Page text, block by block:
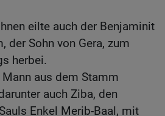
eilte auch der Benjaminit
der Sohn von Gera, zum
herbei.
aus dem Stamm
auch Ziba, den
Enkel Merib-Baal, mit